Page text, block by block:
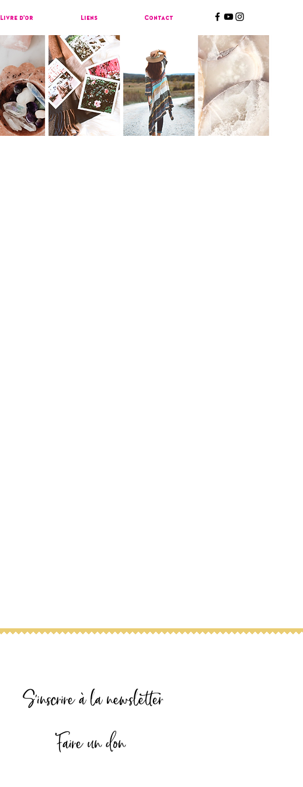
Livre d'or Liens Contact
S'inscrire à la newsletter
Faire un don